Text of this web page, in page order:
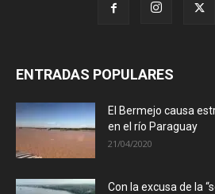
ENTRADAS POPULARES
El Bermejo causa
en el río Paraguay
21/04/2020
Con la excusa de la